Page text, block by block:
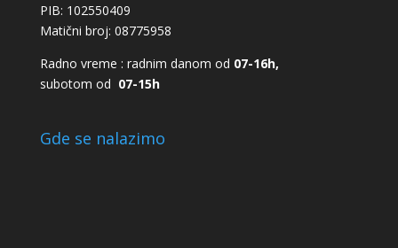
PIB: 102550409
Matični broj: 08775958
Radno vreme : radnim danom od 07-16h,
subotom od 07-15h
Gde se nalazimo